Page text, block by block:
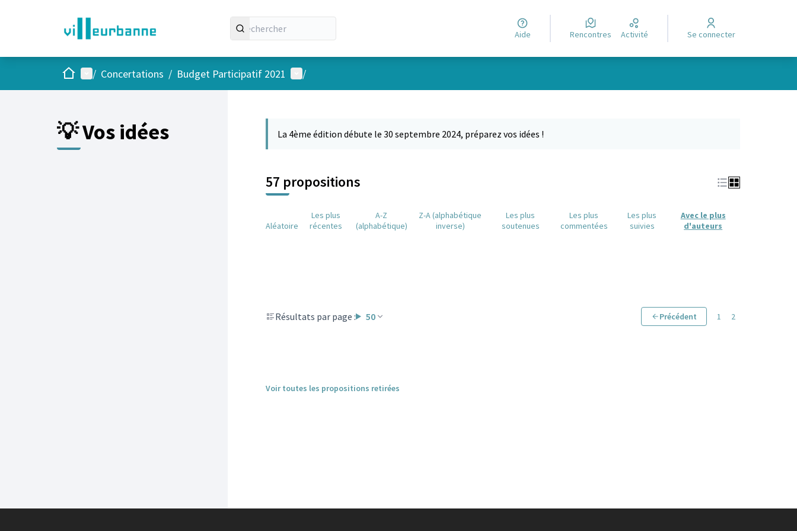
Aide Rencontres Activité Se connecter
AccueilMenu principal
/ Concertations / Budget Participatif 2021 Menu utilisateur
/
💡 Vos idées La 4ème édition débute le 30 septembre 2024, préparez vos idées !
57 propositions
Aléatoire
Les plus
récentes
A-Z
(alphabétique)
Z-A (alphabétique
inverse)
Les plus
soutenues
Les plus
commentées
Les plus
suivies
Avec le plus
d'auteurs
Résultats par page : 50 Précédent 1 2
Voir toutes les propositions retirées